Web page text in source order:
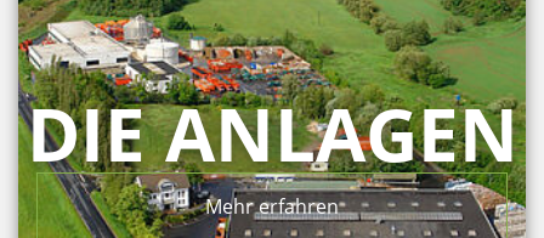
DIE ANLAGEN
Mehr erfahren